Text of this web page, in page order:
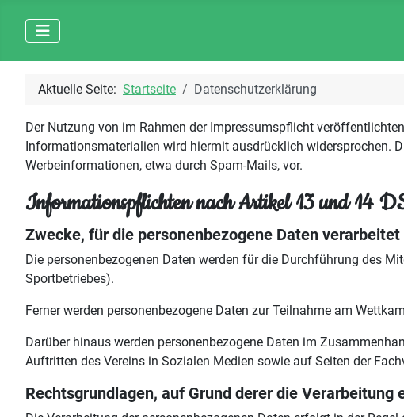
Aktuelle Seite: Startseite Datenschutzerklärung
Der Nutzung von im Rahmen der Impressumspflicht
Informationsmaterialien wird hiermit ausdrücklich widersprochen.
Werbeinformationen, etwa durch Spam-Mails, vor.
Informationspflichten nach Artikel 13 und 14
Zwecke, für die personenbezogene Daten
Die personenbezogenen Daten werden für die Durchführung des
Sportbetriebes).
Ferner werden personenbezogene Daten zur Teilnahme am
Darüber hinaus werden personenbezogene Daten im
Auftritten des Vereins in Sozialen Medien sowie auf Seiten der
Rechtsgrundlagen, auf Grund derer die Verarbeitung